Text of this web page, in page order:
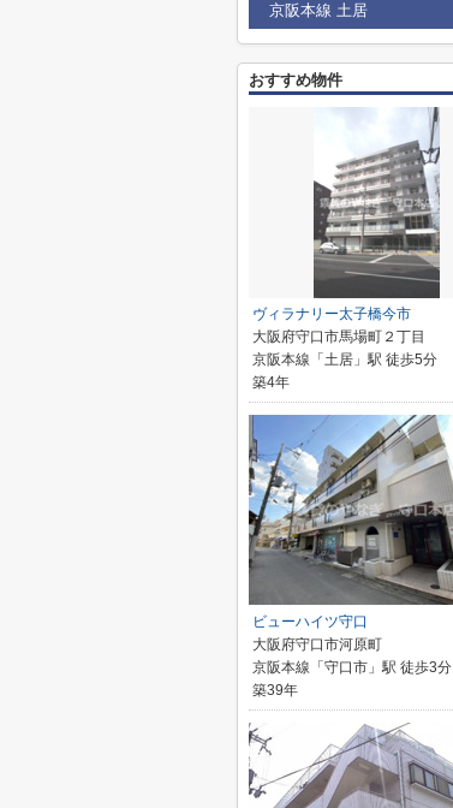
京阪本線 土居
おすすめ物件
ヴィラナリー太子橋今市
大阪府守口市馬場町２丁目
京阪本線「土居」駅 徒歩5分
築4年
ビューハイツ守口
大阪府守口市河原町
京阪本線「守口市」駅 徒歩3分
築39年